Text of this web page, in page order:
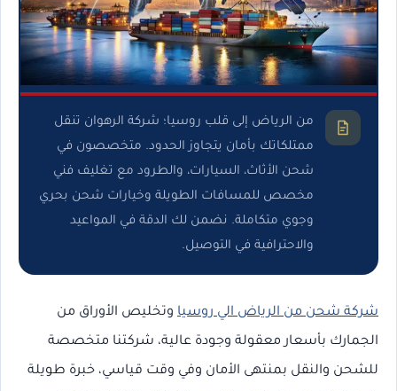
من الرياض إلى قلب روسيا؛ شركة الرهوان تنقل
ممتلكاتك بأمان يتجاوز الحدود. متخصصون في
شحن الأثاث، السيارات، والطرود مع تغليف فني
مخصص للمسافات الطويلة وخيارات شحن بحري
وجوي متكاملة. نضمن لك الدقة في المواعيد
والاحترافية في التوصيل.
شركة شحن من الرياض الي روسيا وتخليص الأوراق من
الجمارك بأسعار معقولة وجودة عالية، شركتنا متخصصة
للشحن والنقل بمنتهى الأمان وفي وقت قياسي، خبرة طويلة